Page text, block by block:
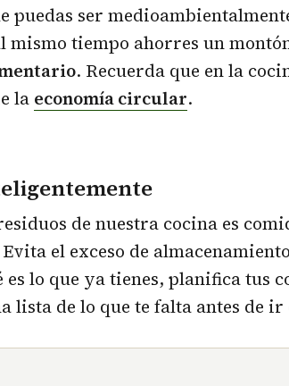
puedas ser
mismo tiempo ahorres un
. Recuerda que en la
la economía circular.
de nuestra cocina es
el exceso de
es lo que ya tienes, planifica tus
lista de lo que te falta antes de